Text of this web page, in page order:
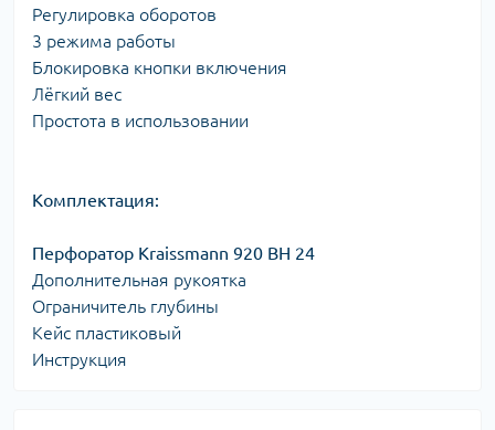
Регулировка оборотов
3 режима работы
Блокировка кнопки включения
Лёгкий вес
Простота в использовании
Комплектация:
Перфоратор Kraissmann 920 BH 24
Дополнительная рукоятка
Ограничитель глубины
Кейс пластиковый
Инструкция